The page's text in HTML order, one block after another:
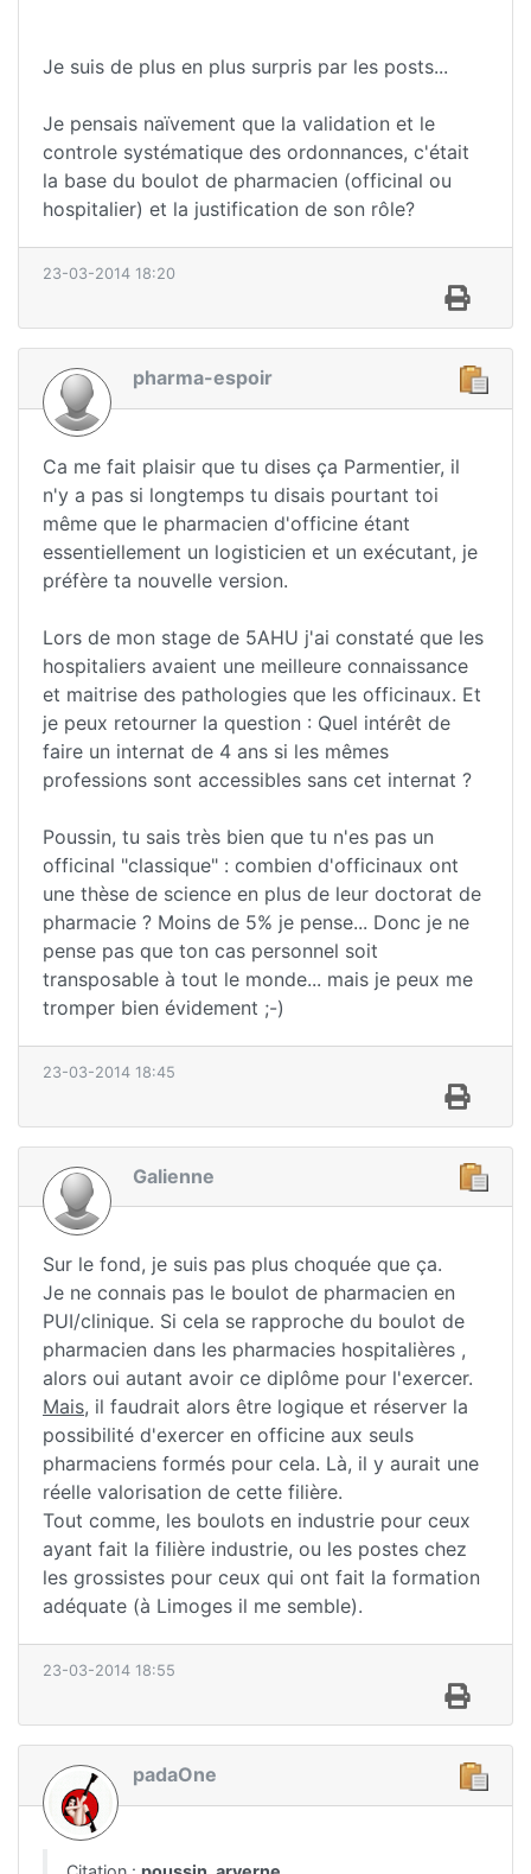
Je suis de plus en plus surpris par les posts...
Je pensais naïvement que la validation et le
controle systématique des ordonnances, c'était
la base du boulot de pharmacien (officinal ou
hospitalier) et la justification de son rôle?
23-03-2014 18:20
pharma-espoir
Ca me fait plaisir que tu dises ça Parmentier, il
n'y a pas si longtemps tu disais pourtant toi
même que le pharmacien d'officine étant
essentiellement un logisticien et un exécutant, je
préfère ta nouvelle version.
Lors de mon stage de 5AHU j'ai constaté que les
hospitaliers avaient une meilleure connaissance
et maitrise des pathologies que les officinaux. Et
je peux retourner la question : Quel intérêt de
faire un internat de 4 ans si les mêmes
professions sont accessibles sans cet internat ?
Poussin, tu sais très bien que tu n'es pas un
officinal "classique" : combien d'officinaux ont
une thèse de science en plus de leur doctorat de
pharmacie ? Moins de 5% je pense... Donc je ne
pense pas que ton cas personnel soit
transposable à tout le monde... mais je peux me
tromper bien évidement ;-)
23-03-2014 18:45
Galienne
Sur le fond, je suis pas plus choquée que ça.
Je ne connais pas le boulot de pharmacien en
PUI/clinique. Si cela se rapproche du boulot de
pharmacien dans les pharmacies hospitalières ,
alors oui autant avoir ce diplôme pour l'exercer.
Mais, il faudrait alors être logique et réserver la
possibilité d'exercer en officine aux seuls
pharmaciens formés pour cela. Là, il y aurait une
réelle valorisation de cette filière.
Tout comme, les boulots en industrie pour ceux
ayant fait la filière industrie, ou les postes chez
les grossistes pour ceux qui ont fait la formation
adéquate (à Limoges il me semble).
23-03-2014 18:55
padaOne